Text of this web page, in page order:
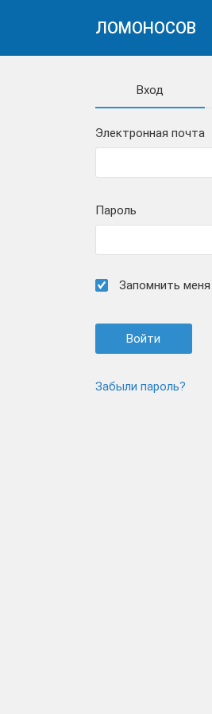
ЛОМОНОСОВ
Вход
Электронная почта
Пароль
Запомнить меня
Забыли пароль?